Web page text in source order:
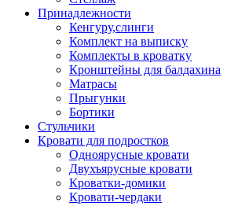
Принадлежности
Кенгуру,слинги
Комплект на выписку
Комплекты в кроватку
Кронштейны для балдахина
Матрасы
Прыгунки
Бортики
Стульчики
Кровати для подростков
Одноярусные кровати
Двухъярусные кровати
Кроватки-домики
Кровати-чердаки